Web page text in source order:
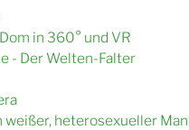
in 360° und VR
- Der Welten-Falter
weißer, heterosexueller